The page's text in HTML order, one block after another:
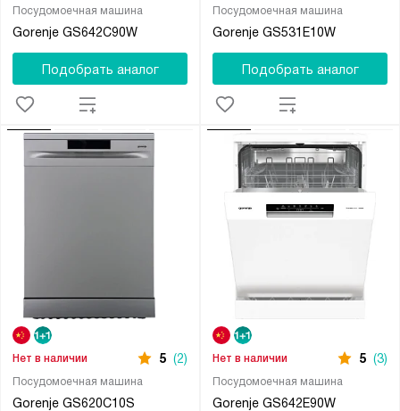
Посудомоечная машина
Gorenje GS642C90W
Подобрать аналог
Посудомоечная машина
Gorenje GS531E10W
Подобрать аналог
Посудомоечная машина
Gorenje GS620C10S
Нет в наличии 5 (2)
Посудомоечная машина
Gorenje GS642E90W
Нет в наличии 5 (3)